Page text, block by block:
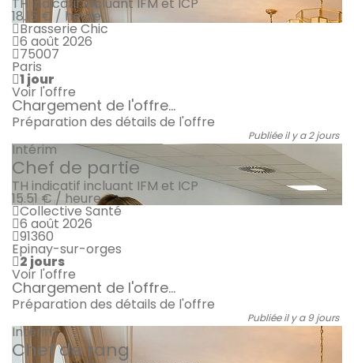
18.15 € / heure
Brasserie Chic
6 août 2026
75007
Paris
1 jour
Voir l'offre
Chargement de l'offre...
Préparation des détails de l'offre
Publiée il y a 2 jours
Intérim
Chef de partie
TH indicatif incluant IFM et ICP
15.51 € / heure
Collective Santé
6 août 2026
91360
Epinay-sur-orges
2 jours
Voir l'offre
Chargement de l'offre...
Préparation des détails de l'offre
Publiée il y a 9 jours
Intérim
Chef de rang